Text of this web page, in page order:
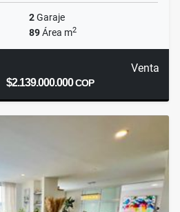
2Garaje
89Área m2
Venta
$2.139.000.000COP